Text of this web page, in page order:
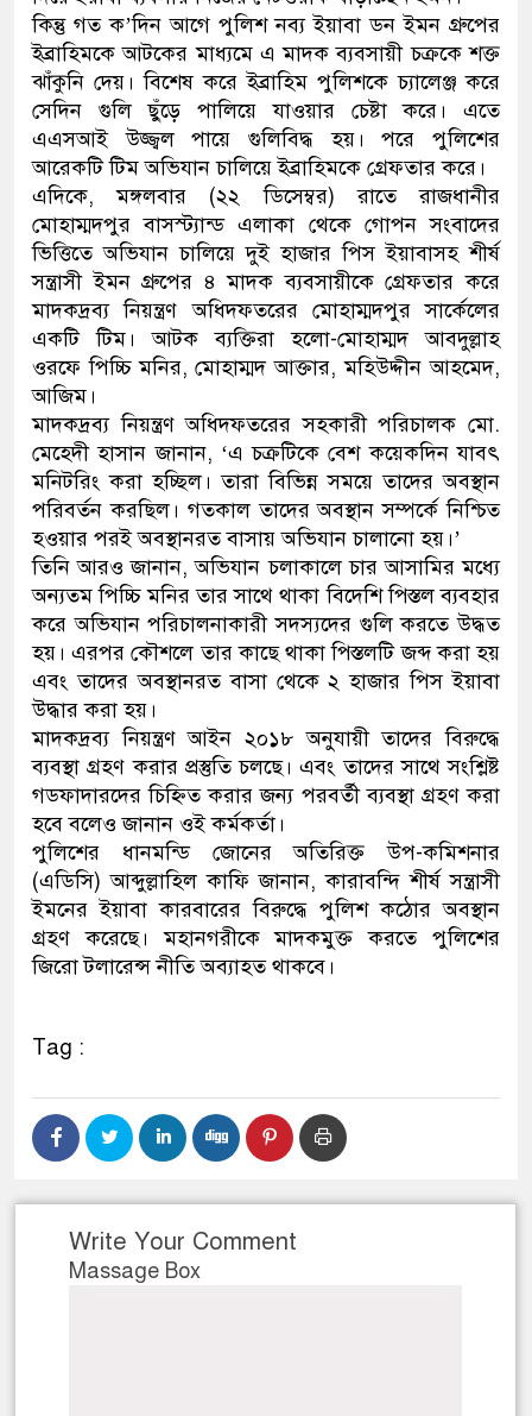
কিন্তু গত ক’দিন আগে পুলিশ নব্য ইয়াবা ডন ইমন গ্রুপের
ইব্রাহিমকে আটকের মাধ্যমে এ মাদক ব্যবসায়ী চক্রকে শক্ত
ঝাঁকুনি দেয়। বিশেষ করে ইব্রাহিম পুলিশকে চ্যালেঞ্জ করে
সেদিন গুলি ছুঁড়ে পালিয়ে যাওয়ার চেষ্টা করে। এতে
এএসআই উজ্জ্বল পায়ে গুলিবিদ্ধ হয়। পরে পুলিশের
আরেকটি টিম অভিযান চালিয়ে ইব্রাহিমকে গ্রেফতার করে।
এদিকে, মঙ্গলবার (২২ ডিসেম্বর) রাতে রাজধানীর
মোহাম্মদপুর বাসস্ট্যান্ড এলাকা থেকে গোপন সংবাদের
ভিত্তিতে অভিযান চালিয়ে দুই হাজার পিস ইয়াবাসহ শীর্ষ
সন্ত্রাসী ইমন গ্রুপের ৪ মাদক ব্যবসায়ীকে গ্রেফতার করে
মাদকদ্রব্য নিয়ন্ত্রণ অধিদফতরের মোহাম্মদপুর সার্কেলের
একটি টিম। আটক ব্যক্তিরা হলো-মোহাম্মদ আবদুল্লাহ
ওরফে পিচ্চি মনির, মোহাম্মদ আক্তার, মহিউদ্দীন আহমেদ,
আজিম।
মাদকদ্রব্য নিয়ন্ত্রণ অধিদফতরের সহকারী পরিচালক মো.
মেহেদী হাসান জানান, ‘এ চক্রটিকে বেশ কয়েকদিন যাবৎ
মনিটরিং করা হচ্ছিল। তারা বিভিন্ন সময়ে তাদের অবস্থান
পরিবর্তন করছিল। গতকাল তাদের অবস্থান সম্পর্কে নিশ্চিত
হওয়ার পরই অবস্থানরত বাসায় অভিযান চালানো হয়।’
তিনি আরও জানান, অভিযান চলাকালে চার আসামির মধ্যে
অন্যতম পিচ্চি মনির তার সাথে থাকা বিদেশি পিস্তল ব্যবহার
করে অভিযান পরিচালনাকারী সদস্যদের গুলি করতে উদ্ধত
হয়। এরপর কৌশলে তার কাছে থাকা পিস্তলটি জব্দ করা হয়
এবং তাদের অবস্থানরত বাসা থেকে ২ হাজার পিস ইয়াবা
উদ্ধার করা হয়।
মাদকদ্রব্য নিয়ন্ত্রণ আইন ২০১৮ অনুযায়ী তাদের বিরুদ্ধে
ব্যবস্থা গ্রহণ করার প্রস্তুতি চলছে। এবং তাদের সাথে সংশ্লিষ্ট
গডফাদারদের চিহ্নিত করার জন্য পরবর্তী ব্যবস্থা গ্রহণ করা
হবে বলেও জানান ওই কর্মকর্তা।
পুলিশের ধানমন্ডি জোনের অতিরিক্ত উপ-কমিশনার
(এডিসি) আব্দুল্লাহিল কাফি জানান, কারাবন্দি শীর্ষ সন্ত্রাসী
ইমনের ইয়াবা কারবারের বিরুদ্ধে পুলিশ কঠোর অবস্থান
গ্রহণ করেছে। মহানগরীকে মাদকমুক্ত করতে পুলিশের
জিরো টলারেন্স নীতি অব্যাহত থাকবে।
Tag :
Write Your Comment
Massage Box